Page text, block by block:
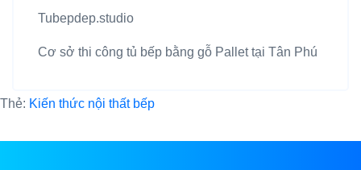
Tubepdep.studio
Cơ sở thi công tủ bếp bằng gỗ Pallet tại Tân Phú
Thẻ: Kiến thức nội thất bếp